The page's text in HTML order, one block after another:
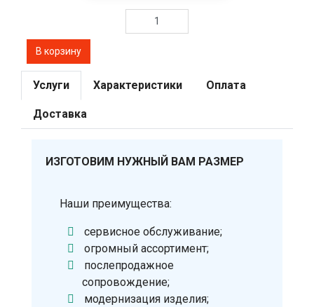
Услуги Характеристики Оплата
Доставка
ИЗГОТОВИМ НУЖНЫЙ ВАМ РАЗМЕР
Наши преимущества:
сервисное обслуживание;
огромный ассортимент;
послепродажное
сопровождение;
модернизация изделия;